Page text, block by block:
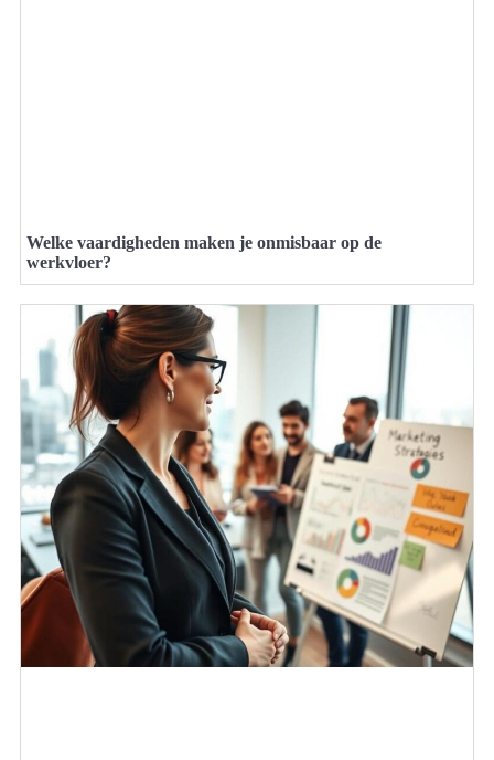
Welke vaardigheden maken je onmisbaar op de
werkvloer?